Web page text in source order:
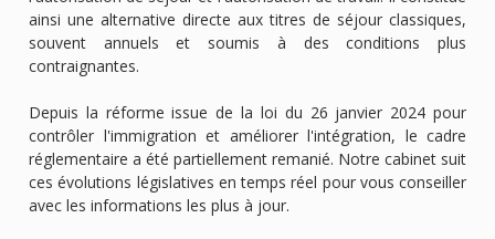
ainsi une alternative directe aux titres de séjour classiques,
souvent annuels et soumis à des conditions plus
contraignantes.
Depuis la réforme issue de la loi du 26 janvier 2024 pour
contrôler l'immigration et améliorer l'intégration, le cadre
réglementaire a été partiellement remanié. Notre cabinet suit
ces évolutions législatives en temps réel pour vous conseiller
avec les informations les plus à jour.